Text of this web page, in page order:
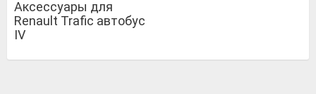
Аксессуары для
Renault Trafic автобус
IV